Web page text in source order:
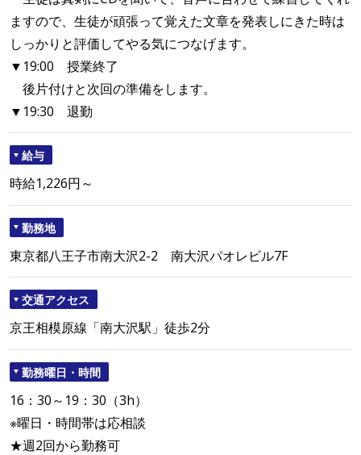
ますので、生徒が頑張って覚えた文章を発表しにきた時は
しっかりと評価してやる気につなげます。
▼19:00 授業終了
後片付けと次回の準備をします。
▼19:30 退勤
給与
時給1,226円～
勤務地
東京都八王子市南大沢2-2 南大沢パオレビル7F
交通アクセス
京王相模原線「南大沢駅」徒歩2分
勤務曜日・時間
16：30～19：30（3h）
※曜日・時間帯は応相談
★週2回から勤務可